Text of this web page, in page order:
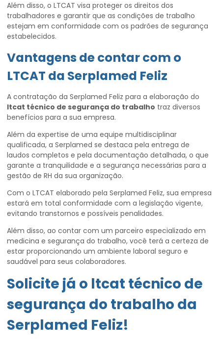
Além disso, o LTCAT visa proteger os direitos dos
trabalhadores e garantir que as condições de trabalho
estejam em conformidade com os padrões de segurança
estabelecidos.
Vantagens de contar com o
LTCAT da Serplamed Feliz
A contratação da Serplamed Feliz para a elaboração do
ltcat técnico de segurança do trabalho traz diversos
benefícios para a sua empresa.
Além da expertise de uma equipe multidisciplinar
qualificada, a Serplamed se destaca pela entrega de
laudos completos e pela documentação detalhada, o que
garante a tranquilidade e a segurança necessárias para a
gestão de RH da sua organização.
Com o LTCAT elaborado pela Serplamed Feliz, sua empresa
estará em total conformidade com a legislação vigente,
evitando transtornos e possíveis penalidades.
Além disso, ao contar com um parceiro especializado em
medicina e segurança do trabalho, você terá a certeza de
estar proporcionando um ambiente laboral seguro e
saudável para seus colaboradores.
Solicite já o ltcat técnico de
segurança do trabalho da
Serplamed Feliz!